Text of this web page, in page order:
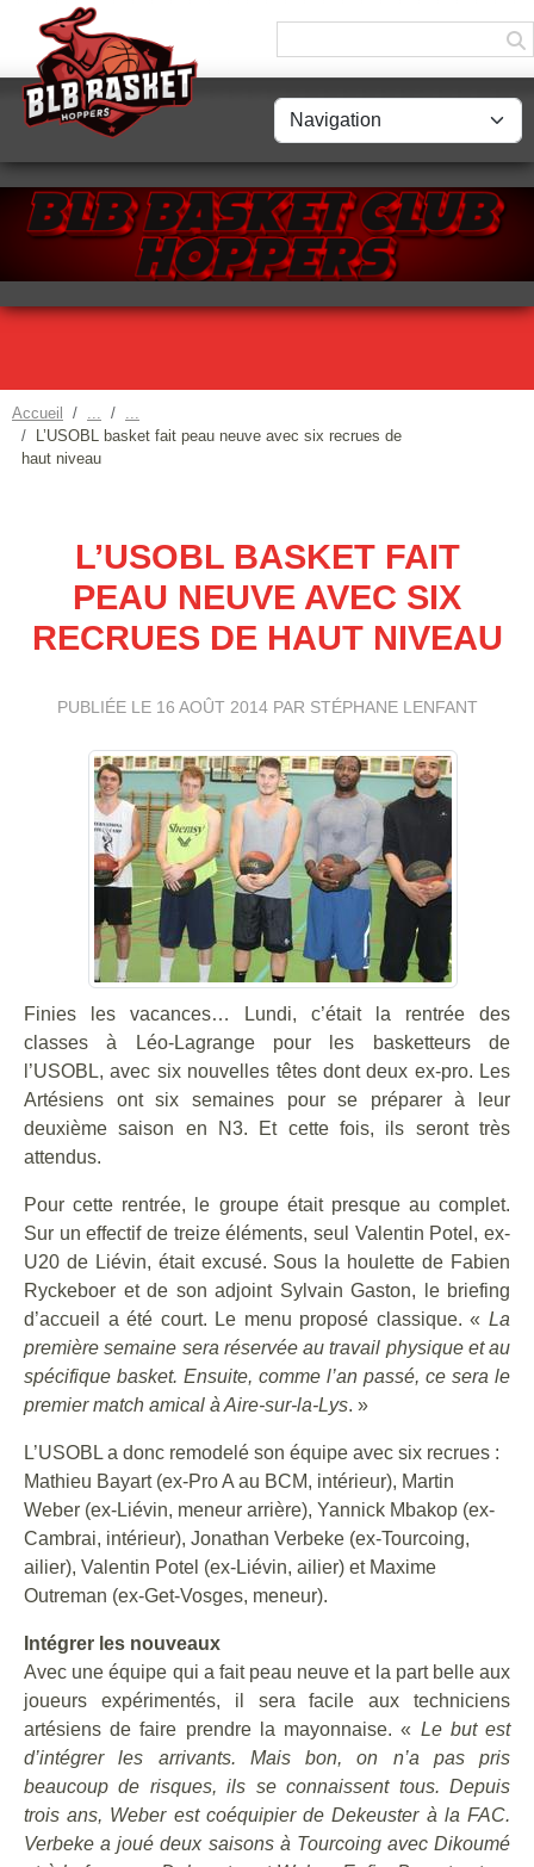
Accueil
L’USOBL basket fait peau neuve avec six recrues de
haut niveau
L’USOBL BASKET FAIT
PEAU NEUVE AVEC SIX
RECRUES DE HAUT NIVEAU
PUBLIÉE LE 16 AOÛT 2014PAR STÉPHANE LENFANT
Finies les vacances… Lundi, c’était la rentrée des
classes à Léo-Lagrange pour les basketteurs de
l’USOBL, avec six nouvelles têtes dont deux ex-pro. Les
Artésiens ont six semaines pour se préparer à leur
deuxième saison en N3. Et cette fois, ils seront très
attendus.
Pour cette rentrée, le groupe était presque au complet.
Sur un effectif de treize éléments, seul Valentin Potel, ex-
U20 de Liévin, était excusé. Sous la houlette de Fabien
Ryckeboer et de son adjoint Sylvain Gaston, le briefing
d’accueil a été court. Le menu proposé classique. « La
première semaine sera réservée au travail physique et au
spécifique basket. Ensuite, comme l’an passé, ce sera le
premier match amical à Aire-sur-la-Lys. »
L’USOBL a donc remodelé son équipe avec six recrues :
Mathieu Bayart (ex-Pro A au BCM, intérieur), Martin
Weber (ex-Liévin, meneur arrière), Yannick Mbakop (ex-
Cambrai, intérieur), Jonathan Verbeke (ex-Tourcoing,
ailier), Valentin Potel (ex-Liévin, ailier) et Maxime
Outreman (ex-Get-Vosges, meneur).
Intégrer les nouveaux
Avec une équipe qui a fait peau neuve et la part belle aux
joueurs expérimentés, il sera facile aux techniciens
artésiens de faire prendre la mayonnaise. « Le but est
d’intégrer les arrivants. Mais bon, on n’a pas pris
beaucoup de risques, ils se connaissent tous. Depuis
trois ans, Weber est coéquipier de Dekeuster à la FAC.
Verbeke a joué deux saisons à Tourcoing avec Dikoumé
Panneau de gestion des cookies